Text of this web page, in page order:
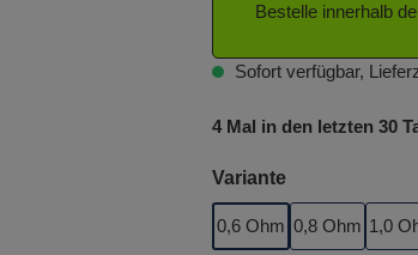
Bestelle innerhalb
Sofort verfügbar,
4 Mal in den letzten 30
Varianteauswählen
0,6 Ohm 0,8 Ohm 1,0